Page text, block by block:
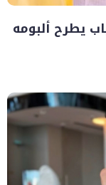
يطرح ألبومه